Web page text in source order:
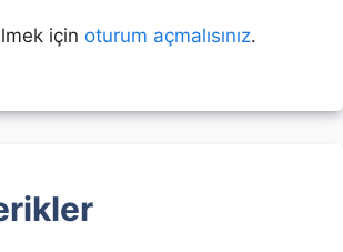
için oturum açmalısınız.